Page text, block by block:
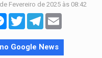
Fevereiro de 2025 às 08:42
Messenger
TwitterTelegram
Google News